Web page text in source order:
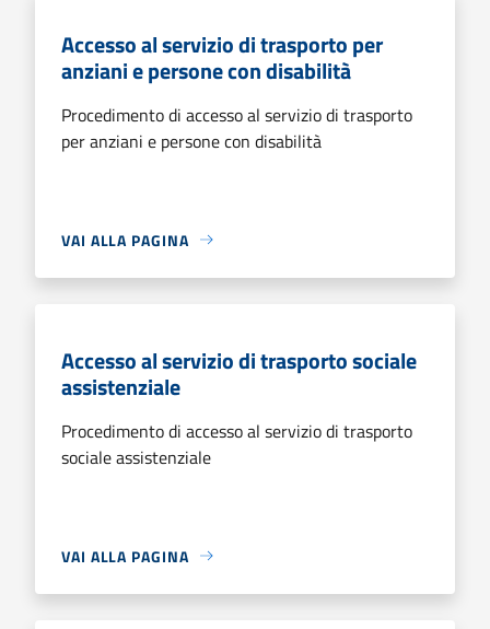
Accesso al servizio di trasporto per
anziani e persone con disabilità
Procedimento di accesso al servizio di trasporto
per anziani e persone con disabilità
VAI ALLA PAGINA
Accesso al servizio di trasporto sociale
assistenziale
Procedimento di accesso al servizio di trasporto
sociale assistenziale
VAI ALLA PAGINA